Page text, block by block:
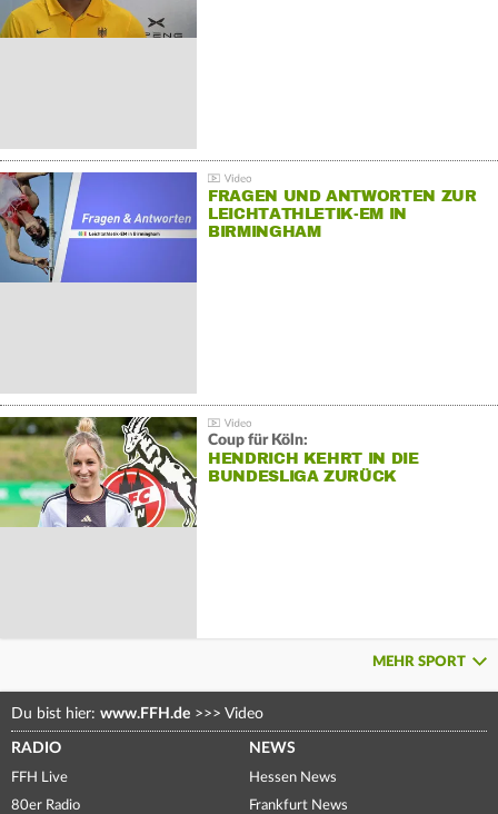
FRAGEN UND ANTWORTEN ZUR
LEICHTATHLETIK-EM IN
BIRMINGHAM
Coup für Köln:
HENDRICH KEHRT IN DIE
BUNDESLIGA ZURÜCK
MEHR SPORT
Du bist hier: www.FFH.de >>> Video
RADIO
FFH Live
80er Radio
NEWS
Hessen News
Frankfurt News